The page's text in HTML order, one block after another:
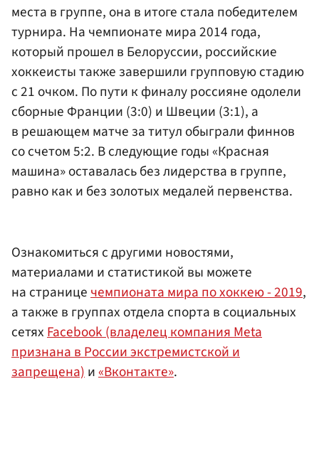
места в группе, она в итоге стала победителем
турнира. На чемпионате мира 2014 года,
который прошел в Белоруссии, российские
хоккеисты также завершили групповую стадию
с 21 очком. По пути к финалу россияне одолели
сборные Франции (3:0) и Швеции (3:1), а
в решающем матче за титул обыграли финнов
со счетом 5:2. В следующие годы «Красная
машина» оставалась без лидерства в группе,
равно как и без золотых медалей первенства.
Ознакомиться с другими новостями,
материалами и статистикой вы можете
на страницечемпионата мира по хоккею - 2019,
а также в группах отдела спорта в социальных
сетяхFacebook (владелец компания Meta
признана в России экстремистской и
запрещена)и«Вконтакте».